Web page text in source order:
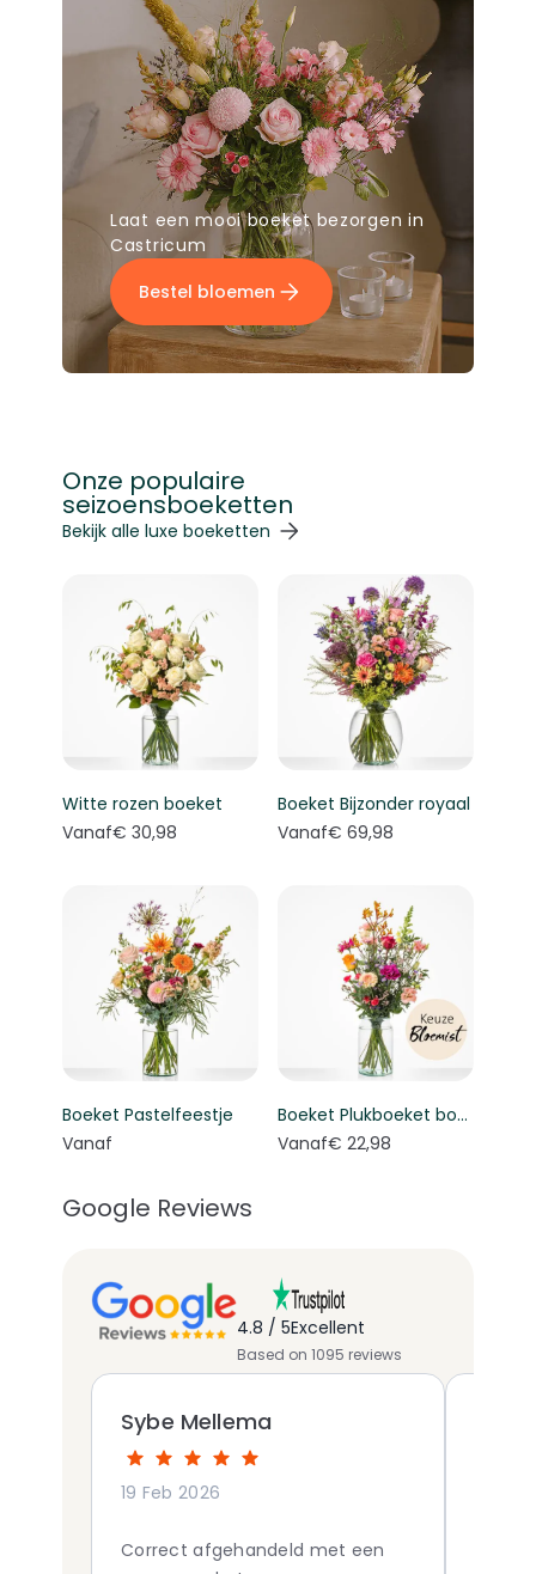
Laat een mooi boeket bezorgen in
Castricum
Bestel bloemen
Onze populaire
seizoensboeketten
Navigeren door de elementen van de carrousel is
Druk om carrousel over te slaan
Bekijk alle luxe boeketten
Witte rozen boeket
Vanaf€ 30,98
Boeket Bijzonder royaal
Vanaf€ 69,98
Boeket Pastelfeestje
Vanaf
Boeket Plukboeket bont - Keuze bloemist
Vanaf€ 22,98
Google Reviews
4.8 / 5Excellent
Based on 1095 reviews
Sybe Mellema
19 Feb 2026
Correct afgehandeld met een